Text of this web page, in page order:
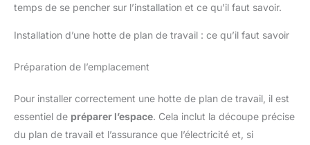
temps de se pencher sur l’installation et ce qu’il faut savoir.
Installation d’une hotte de plan de travail : ce qu’il faut savoir
Préparation de l’emplacement
Pour installer correctement une hotte de plan de travail, il est
essentiel de préparer l’espace. Cela inclut la découpe précise
du plan de travail et l’assurance que l’électricité et, si